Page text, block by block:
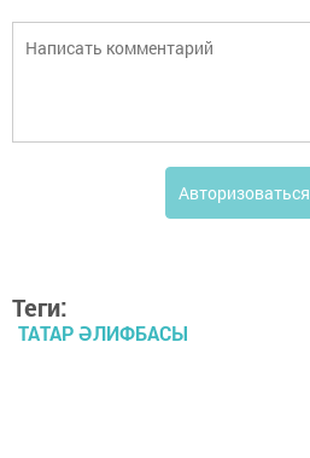
Авторизоваться
Теги:
ТАТАР ӘЛИФБАСЫ